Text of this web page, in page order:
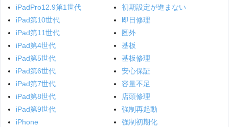
iPadPro12.9第1世代
iPad第10世代
iPad第11世代
iPad第4世代
iPad第5世代
iPad第6世代
iPad第7世代
iPad第8世代
iPad第9世代
iPhone
初期設定が進まない
即日修理
圏外
基板
基板修理
安心保証
容量不足
店頭修理
強制再起動
強制初期化